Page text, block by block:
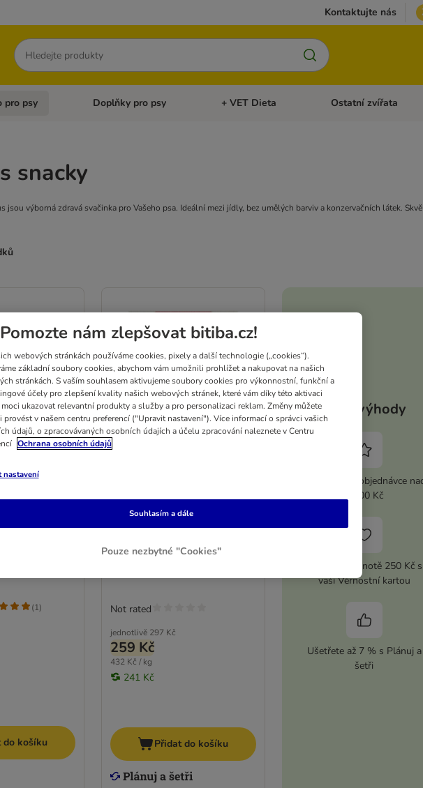
Kontaktujte nás
Hledat
Doplňky pro kočky
pro psy Otevřít menu: Krmivo pro psy
Doplňky pro psy Otevřít menu: Doplňky pro psy
+ VET Dieta Otevřít menu: + VET
Ostatní zvířata
snacky
jsou výborná zdravá svačinka pro Vašeho psa. Ideální mezi jídly, bez umělých barviv a konzervačních látek.
žvýkací
(1)
do košíku
Lukullus Vitality Bites
Mobility: telecí (bez
výhodné balení 3 x 200 g
jednotlivě 297 Kč
259 Kč
432 Kč / kg
241 Kč
Not rated
Přidat do košíku
Vaše výhody
5% sleva při objednávce
2 100 Kč
Kupón v hodnotě 250 Kč s
vaší Věrnostní kartou
Ušetřete až 7 % s Plánuj a
šetři
Pomozte nám zlepšovat bitiba.cz!
webových stránkách používáme cookies, pixely a další technologie („cookies“).
základní soubory cookies, abychom vám umožnili prohlížet a nakupovat na našich
stránkách. S vaším souhlasem aktivujeme soubory cookies pro výkonnostní, funkční a
účely pro zlepšení kvality našich webových stránek, které vám díky této aktivaci
ukazovat relevantní produkty a služby a pro personalizaci reklam. Změny můžete
provést v našem centru preferencí ("Upravit nastavení"). Více informací o správci vašich
údajů, o zpracovávaných osobních údajích a účelu zpracování naleznete v Centru
Ochrana osobních údajů
nastavení
Pouze nezbytné "Cookies"
Souhlasím a dále